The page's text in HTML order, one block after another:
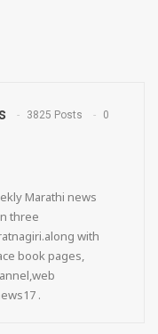
3825 Posts 0
Marathi news
three
with
book pages,
.